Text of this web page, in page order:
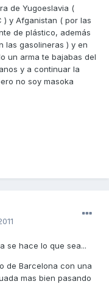
de Yugoeslavia (
) y Afganistan ( por las
de plástico, además
las gasolineras ) y en
un arma te bajabas del
y a continuar la
no soy masoka
se hace lo que sea...
de Barcelona con una
mas bien pasando